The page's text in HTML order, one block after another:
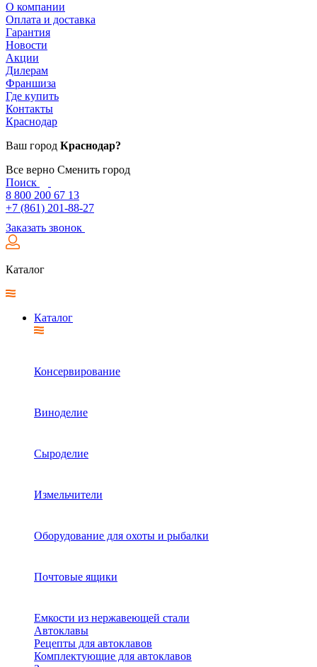
О компании
Оплата и доставка
Гарантия
Новости
Акции
Дилерам
Франшиза
Где купить
Контакты
Краснодар
Ваш город Краснодар?
Все верно Сменить город
Поиск
8 800 200 67 13
+7 (861) 201-88-27
Заказать звонок
Каталог
Каталог
Консервирование
Виноделие
Сыроделие
Измельчители
Оборудование для охоты и рыбалки
Почтовые ящики
Емкости из нержавеющей стали
Автоклавы
Рецепты для автоклавов
Комплектующие для автоклавов